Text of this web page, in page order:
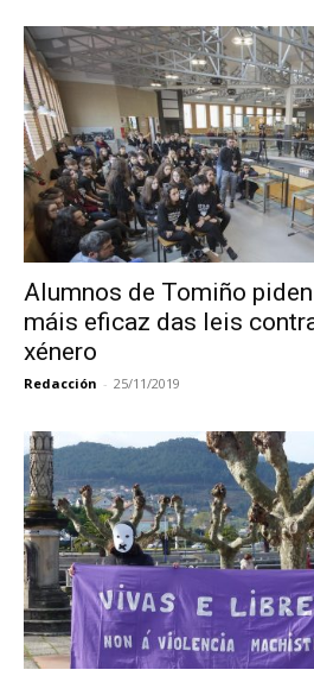
Alumnos de Tomiño
máis eficaz das leis
xénero
Redacción - 25/11/2019